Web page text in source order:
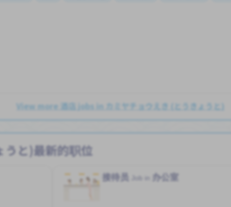
View more 酒店 jobs in カミヤチョウえき (とうきょうと)
うと)最新的职位
接待员 办公室